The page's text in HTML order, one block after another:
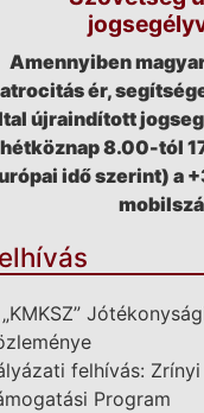
Amennyiben
atrocitás ér,
újraindított
hétköznap 8.00-tól
idő szerint) a
felhívás:
Program